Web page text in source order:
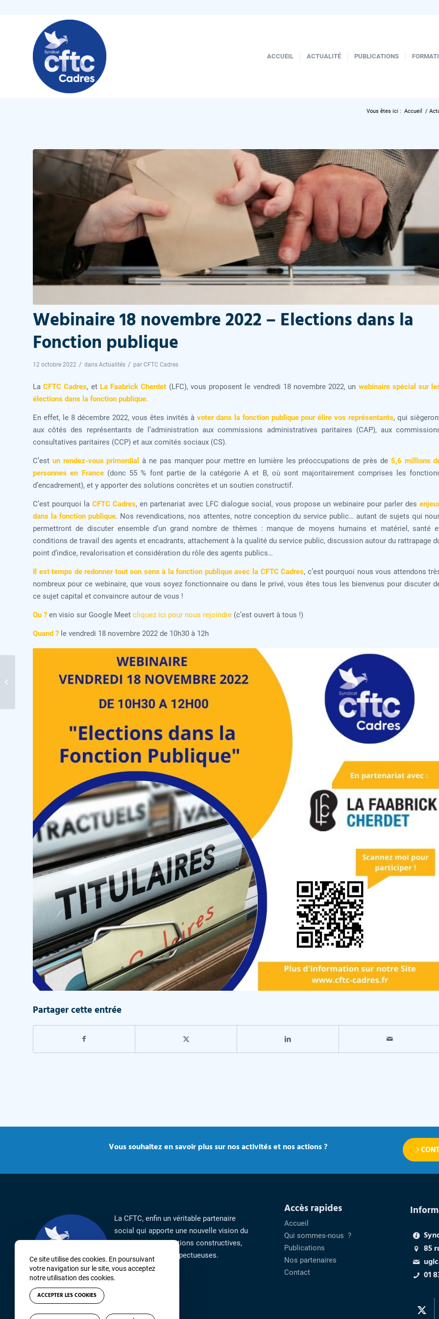
ACCUEIL ACTUALITÉ PUBLICATIONS
Vous êtes ici : Accueil /
Webinaire 18 novembre 2022 – Elections dans la
Fonction publique
12 octobre 2022 / dans Actualités / par CFTC Cadres
LaCFTC Cadres, et La Faabrick Cherdet (LFC), vous proposent le vendredi 18 novembre 2022, un webinaire spécial sur
élections dans la fonction publique.
En effet, le 8 décembre 2022, vous êtes invités à voter dans la fonction publique pour élire vos représentants, qui
aux côtés des représentants de l’administration aux commissions administratives paritaires (CAP), aux
consultatives paritaires (CCP) et aux comités sociaux (CS).
C’est un rendez-vous primordial à ne pas manquer pour mettre en lumière les préoccupations de près de 5,6 millions
personnes en France(donc 55 % font partie de la catégorie A et B, où sont majoritairement comprises les
d’encadrement), et y apporter des solutions concrètes et un soutien constructif.
C’est pourquoi laCFTC Cadres, en partenariat avec LFC dialogue social, vous propose un webinaire pour parler des
dans la fonction publique. Nos revendications, nos attentes, notre conception du service public… autant de sujets qui
permettront de discuter ensemble d’un grand nombre de thèmes : manque de moyens humains et matériel, santé
conditions de travail des agents et encadrants, attachement à la qualité du service public, discussion autour du rattrapage
point d’indice, revalorisation et considération du rôle des agents publics…
Il est temps de redonner tout son sens à la fonction publique avec la CFTC Cadres, c’est pourquoi nous vous attendons
nombreux pour ce webinaire, que vous soyez fonctionnaire ou dans le privé, vous êtes tous les bienvenus pour discuter
ce sujet capital et convaincre autour de vous !
Ou ? en visio sur Google Meet cliquez ici pour nous rejoindre (c’est ouvert à tous !)
Quand ? le vendredi 18 novembre 2022 de 10h30 à 12h
Partager cette entrée
Vous souhaitez en savoir plus sur nos activités et nos actions ?
La CFTC, enfin un véritable partenaire
social qui apporte une nouvelle vision du
syndicat par ses actions constructives,
responsables et respectueuses.
Accès rapides
Accueil
Qui sommes-nous ?
Publications
Nos partenaires
Contact
85
01
Lettre des Cadres n°176
– septembre 2022
Ce site utilise des cookies. En poursuivant
votre navigation sur le site, vous acceptez
notre utilisation des cookies.
ACCEPTER LES COOKIES